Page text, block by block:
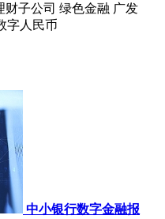
财子公司 绿色金融 广发
字人民币
中小银行数字金融报